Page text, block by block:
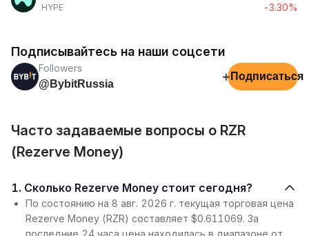
HYPE
-3.30%
Подписывайтесь на наши соцсети
Followers
@BybitRussia
+ Подписаться
Часто задаваемые вопросы о RZR
(Rezerve Money)
1. Сколько Rezerve Money стоит сегодня?
По состоянию на 8 авг. 2026 г. текущая торговая цена
Rezerve Money (RZR) составляет $0.611069. За
последние 24 часа цена находилась в диапазоне от